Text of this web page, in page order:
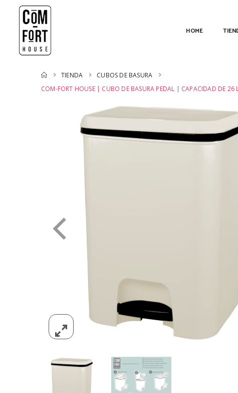
HOME
TIENDA
CUBOS DE BASURA
COM-FORT HOUSE | CUBO DE BASURA PEDAL | CAPACIDAD DE 26